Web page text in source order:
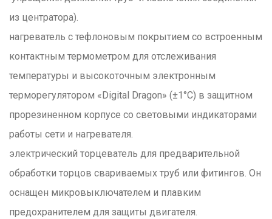
из центратора).
нагреватель с тефлоновым покрытием со встроенным
контактным термометром для отслеживания
температуры и высокоточным электронным
терморегулятором «Digital Dragon» (±1°C) в защитном
прорезиненном корпусе со световыми индикаторами
работы сети и нагревателя.
электрический торцеватель для предварительной
обработки торцов свариваемых труб или фитингов. Он
оснащен микровыключателем и плавким
предохранителем для защиты двигателя.